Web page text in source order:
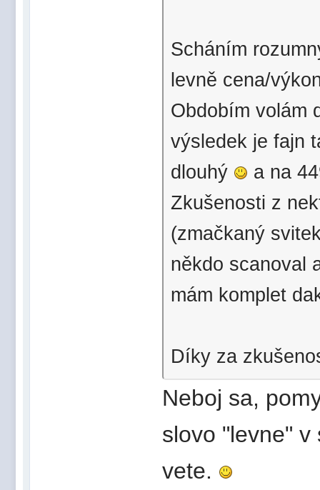
Scháním
levně cena/
Obdobím volám
výsledek je fajn
dlouhý
a na
Zkušenosti z
(zmačkaný
někdo scanoval
mám komplet
Díky za
Neboj sa,
slovo "levne" v
vete.